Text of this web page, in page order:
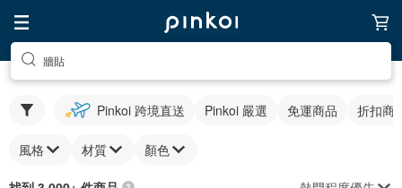
牆貼
Pinkoi 跨境直送 Pinkoi 嚴選 免運商品 折扣商
風格 材質 顏色